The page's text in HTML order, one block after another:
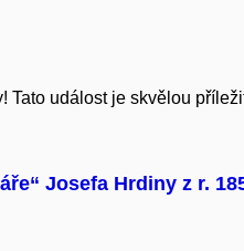
událost je skvělou
Josefa Hrdiny z r.